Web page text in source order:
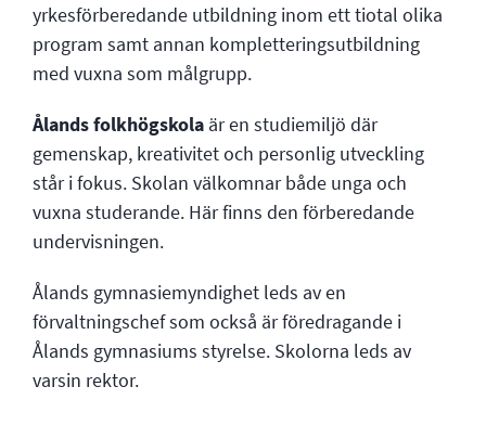
yrkesförberedande utbildning inom ett tiotal olika
program samt annan kompletteringsutbildning
med vuxna som målgrupp.
Ålands folkhögskola är en studiemiljö där
gemenskap, kreativitet och personlig utveckling
står i fokus. Skolan välkomnar både unga och
vuxna studerande. Här finns den förberedande
undervisningen.
Ålands gymnasiemyndighet leds av en
förvaltningschef som också är föredragande i
Ålands gymnasiums styrelse. Skolorna leds av
varsin rektor.